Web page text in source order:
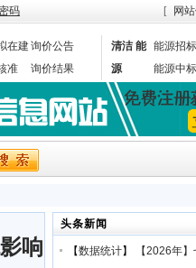
码 [ 网
在建询价公告
准
询价结果
清洁 能
源
能源招标
能源中标
响
头条新闻
【数据统计】
【2026年